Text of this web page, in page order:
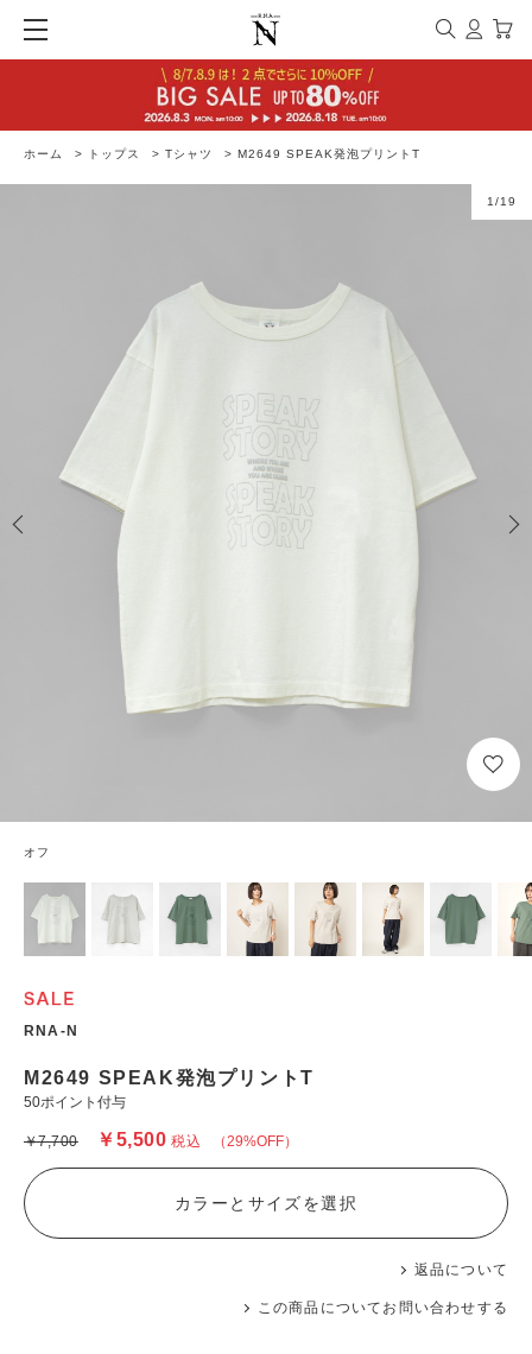
ホーム > トップス > Tシャツ > M2649 SPEAK発泡プリントT
1 /19
オフ
RNA-N
M2649 SPEAK発泡プリントT
50ポイント付与
（29%OFF）
￥5,500 税込
￥7,700
返品について
この商品についてお問い合わせする
カラーとサイズを選択